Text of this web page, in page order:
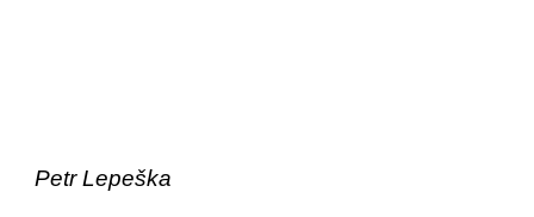
Petr Lepeška